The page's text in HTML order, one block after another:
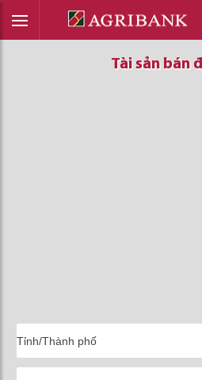
Tài sản bán
Tài sản bán
Tài sản bán